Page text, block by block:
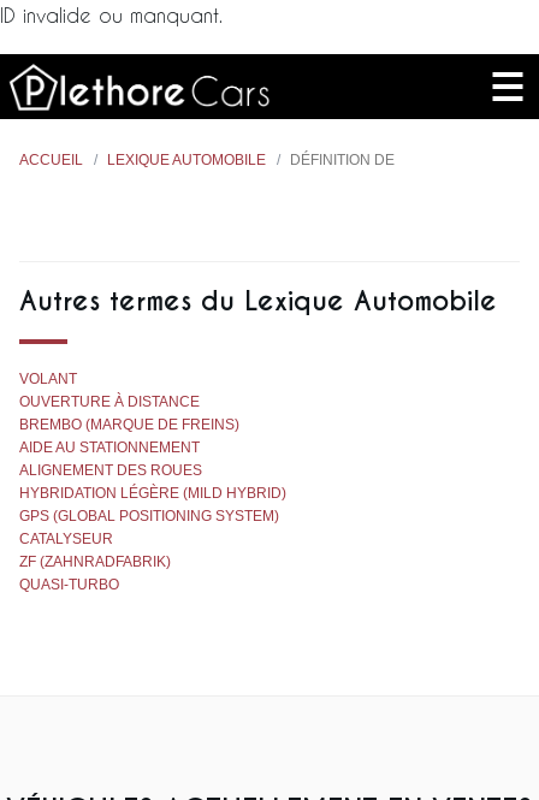
ID invalide ou manquant.
ACCUEIL LEXIQUE AUTOMOBILE DÉFINITION DE
Autres termes du Lexique Automobile
VOLANT
OUVERTURE À DISTANCE
BREMBO (MARQUE DE FREINS)
AIDE AU STATIONNEMENT
ALIGNEMENT DES ROUES
HYBRIDATION LÉGÈRE (MILD HYBRID)
GPS (GLOBAL POSITIONING SYSTEM)
CATALYSEUR
ZF (ZAHNRADFABRIK)
QUASI-TURBO